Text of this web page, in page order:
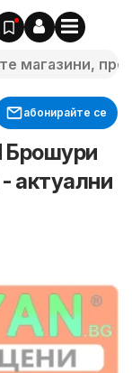
абонирайте се
Брошури
актуални